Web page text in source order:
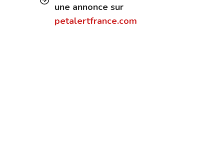
une annonce sur
petalertfrance.com